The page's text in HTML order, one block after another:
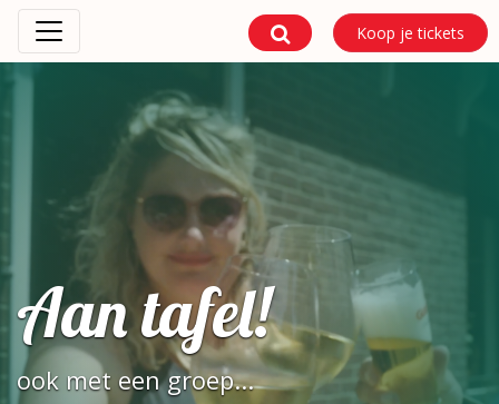
Koop je tickets
Aan tafel!
ook met een groep...